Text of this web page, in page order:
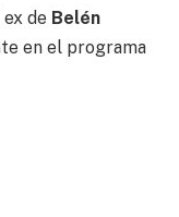
de Belén
en el programa